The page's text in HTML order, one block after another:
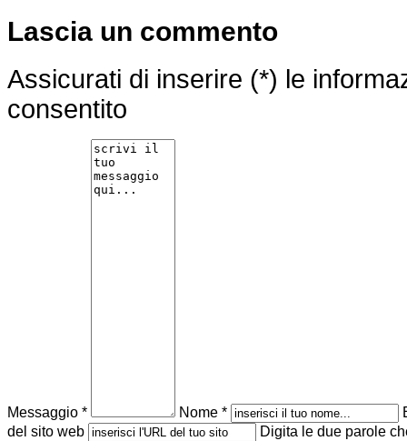
Lascia un commento
Assicurati di inserire (*) le
consentito
Messaggio * Nome *
del sito web
Digita le due parole